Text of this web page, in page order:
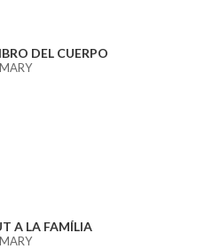
DEL CUERPO
A LA FAMÍLIA